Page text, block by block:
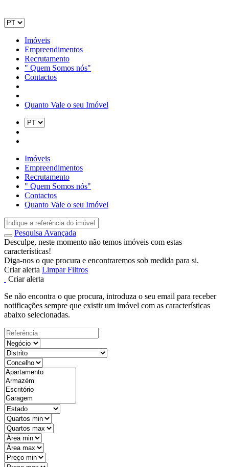
Imóveis
Empreendimentos
Recrutamento
" Quem Somos nós"
Contactos
Quanto Vale o seu Imóvel
Imóveis
Empreendimentos
Recrutamento
" Quem Somos nós"
Contactos
Quanto Vale o seu Imóvel
Pesquisa Avançada
Desculpe, neste momento não temos imóveis com estas
características!
Diga-nos o que procura e encontraremos sob medida para si.
Criar alerta Limpar Filtros
Criar alerta
Se não encontra o que procura, introduza o seu email para receber
notificações sempre que existir um imóvel com as características
abaixo selecionadas.